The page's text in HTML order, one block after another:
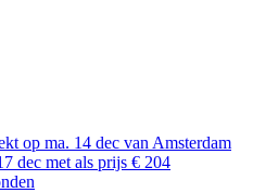
op ma. 14 dec van Amsterdam
dec met als prijs € 204